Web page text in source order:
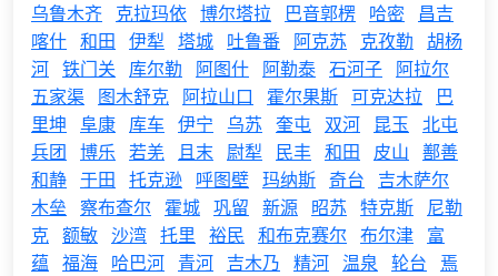
乌鲁木齐 克拉玛依 博尔塔拉 巴音郭楞 哈密
昌吉
喀什 和田 伊犁 塔城 吐鲁番 阿克苏 克孜勒 胡杨
河 铁门关 库尔勒 阿图什 阿勒泰 石河子 阿拉尔
五家渠 图木舒克 阿拉山口 霍尔果斯 可克达拉
巴
里坤 阜康 库车 伊宁 乌苏 奎屯 双河 昆玉 北屯
兵团 博乐 若羌 且末 尉犁 民丰 和田 皮山 鄯善
和静 于田 托克逊 呼图壁 玛纳斯 奇台
吉木萨尔
木垒 察布查尔 霍城 巩留 新源 昭苏 特克斯 尼勒
克 额敏 沙湾 托里 裕民 和布克赛尔 布尔津 富
蕴 福海 哈巴河 青河 吉木乃 精河 温泉 轮台
焉